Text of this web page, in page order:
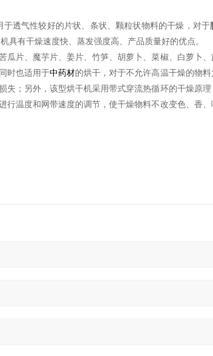
透气性较好的片状、条状、颗粒状物料的干燥，对于
具有干燥速度快、蒸发强度高、产品质量好的优点。
瓜片、魔芋片、姜片、竹笋、胡萝卜、菜椒、白萝卜、
时也适用于中药材的烘干，对于不允许高温干燥的物
；另外，该型烘干机采用带式穿流热循环的干燥原理
温度和网带速度的调节，使干燥物料不改变色、香